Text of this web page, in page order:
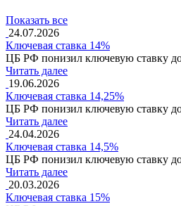
Показать все
24.07.2026
Ключевая ставка 14%
ЦБ РФ понизил ключевую ставку
Читать далее
19.06.2026
Ключевая ставка 14,25%
ЦБ РФ понизил ключевую ставку
Читать далее
24.04.2026
Ключевая ставка 14,5%
ЦБ РФ понизил ключевую ставку
Читать далее
20.03.2026
Ключевая ставка 15%